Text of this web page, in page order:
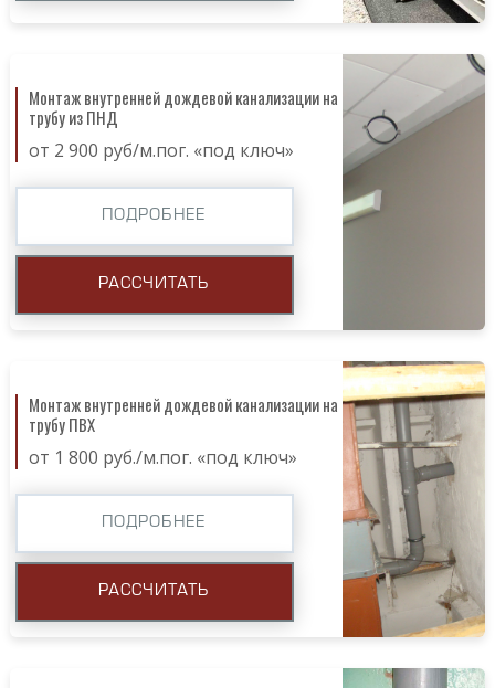
Монтаж внутренней дождевой канализации на
трубу из ПНД
от 2 900 руб/м.пог. «под ключ»
ПОДРОБНЕЕ
РАССЧИТАТЬ
Монтаж внутренней дождевой канализации на
трубу ПВХ
от 1 800 руб./м.пог. «под ключ»
ПОДРОБНЕЕ
РАССЧИТАТЬ